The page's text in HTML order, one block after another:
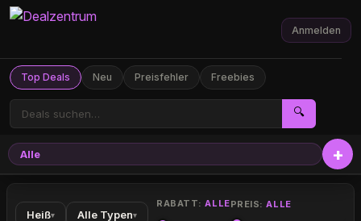
Top Deals Neu Preisfehler Freebies
🔍
Anmelden
Alle
Heiß▾ Alle Typen▾
RABATT:ALLEPREIS:ALLE